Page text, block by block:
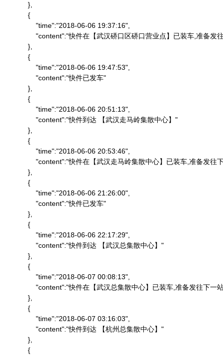
            },
            {
                "time":"2018-06-06 19:37:16",
"content":"快件在【武汉硚口区硚口营业点】已装车,准备
            },
            {
                "time":"2018-06-06 19:47:53",
                "content":"快件已发车"
            },
            {
                "time":"2018-06-06 20:51:13",
                "content":"快件到达 【武汉走马岭集散中心】"
            },
            {
                "time":"2018-06-06 20:53:46",
"content":"快件在【武汉走马岭集散中心】已装车,准备发往
            },
            {
                "time":"2018-06-06 21:26:00",
                "content":"快件已发车"
            },
            {
                "time":"2018-06-06 22:17:29",
                "content":"快件到达 【武汉总集散中心】"
            },
            {
                "time":"2018-06-07 00:08:13",
"content":"快件在【武汉总集散中心】已装车,准备发往下一
            },
            {
                "time":"2018-06-07 03:16:03",
                "content":"快件到达 【杭州总集散中心】"
            },
            {